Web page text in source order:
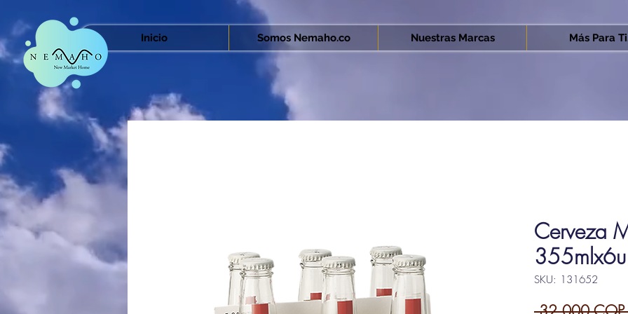
Inicio Somos Nemaho.co Nuestras Marcas Más Para
Cerveza
355mlx6u
SKU: 131652